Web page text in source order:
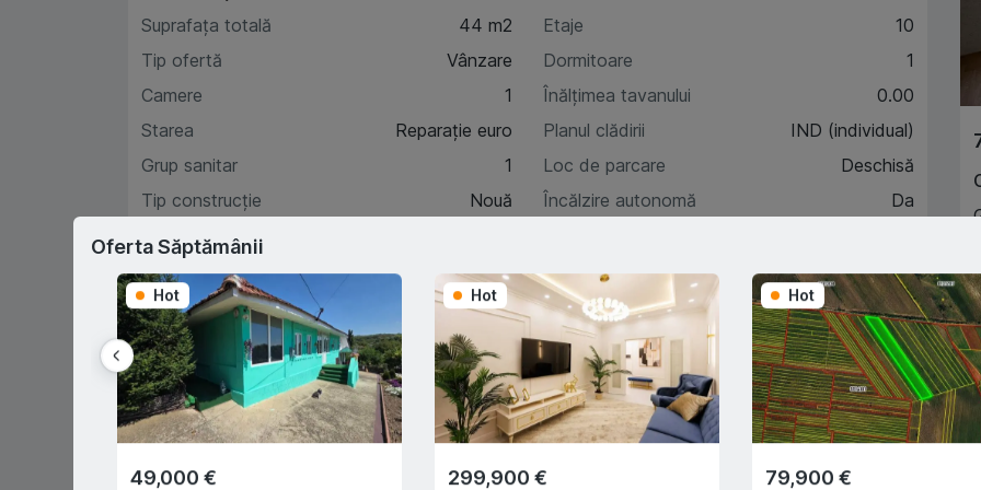
Suprafața totală
44 m2
Tip ofertă
Vânzare
Camere
1
Starea
Reparație euro
Grup sanitar
1
Tip construcție
Nouă
Etaj
Etaje
10
Dormitoare
1
Înălțimea tavanului
0.00
Planul clădirii
IND (individual)
Loc de parcare
Deschisă
Încălzire autonomă
Da
Caracteristici
Descriere
Oferta Săptămânii
Hot
49,000 €
Hot
299,900 €
Hot
79,900 €